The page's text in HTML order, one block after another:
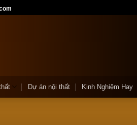
Dự án nội thất Kinh Nghiệm Hay